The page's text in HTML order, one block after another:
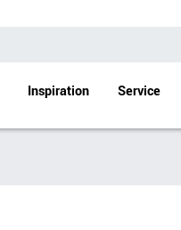
Inspiration Service